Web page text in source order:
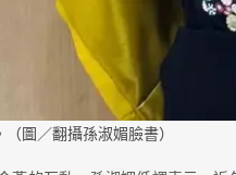
圖／翻攝孫淑媚臉書）